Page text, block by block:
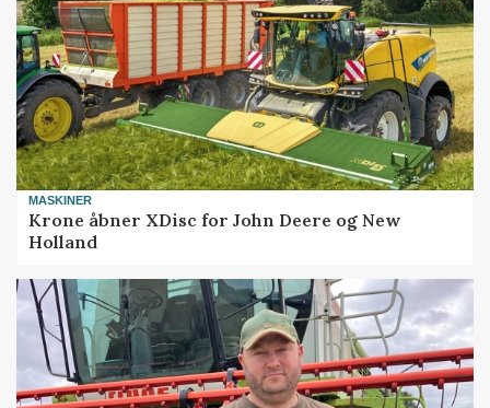
MASKINER
Krone åbner XDisc for John Deere og New
Holland